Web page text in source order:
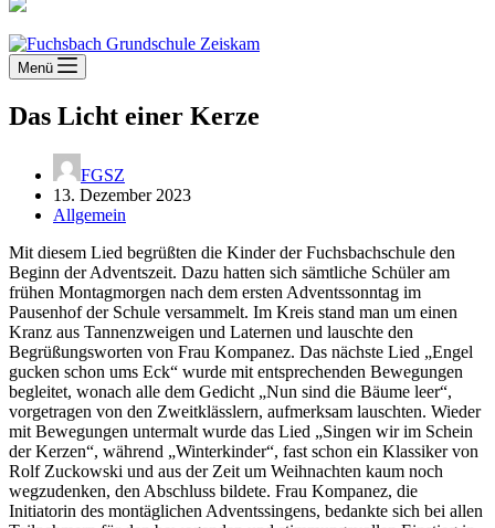
Menü
Das Licht einer Kerze
FGSZ
13. Dezember 2023
Allgemein
Mit diesem Lied begrüßten die Kinder der Fuchsbachschule den
Beginn der Adventszeit. Dazu hatten sich sämtliche Schüler am
frühen Montagmorgen nach dem ersten Adventssonntag im
Pausenhof der Schule versammelt. Im Kreis stand man um einen
Kranz aus Tannenzweigen und Laternen und lauschte den
Begrüßungsworten von Frau Kompanez. Das nächste Lied „Engel
gucken schon ums Eck“ wurde mit entsprechenden Bewegungen
begleitet, wonach alle dem Gedicht „Nun sind die Bäume leer“,
vorgetragen von den Zweitklässlern, aufmerksam lauschten. Wieder
mit Bewegungen untermalt wurde das Lied „Singen wir im Schein
der Kerzen“, während „Winterkinder“, fast schon ein Klassiker von
Rolf Zuckowski und aus der Zeit um Weihnachten kaum noch
wegzudenken, den Abschluss bildete. Frau Kompanez, die
Initiatorin des montäglichen Adventssingens, bedankte sich bei allen